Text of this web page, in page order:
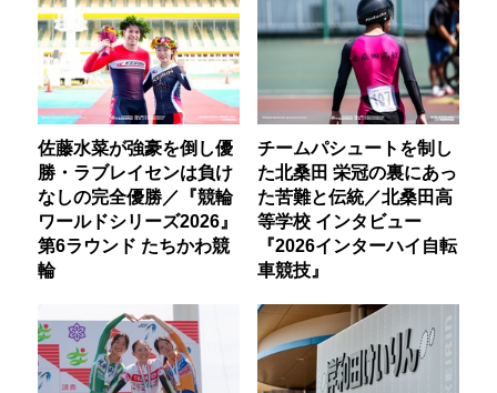
佐藤水菜が強豪を倒し優
勝・ラブレイセンは負け
なしの完全優勝／『競輪
ワールドシリーズ2026』
第6ラウンド たちかわ競
輪
チームパシュートを制し
た北桑田 栄冠の裏にあっ
た苦難と伝統／北桑田高
等学校 インタビュー
『2026インターハイ自転
車競技』